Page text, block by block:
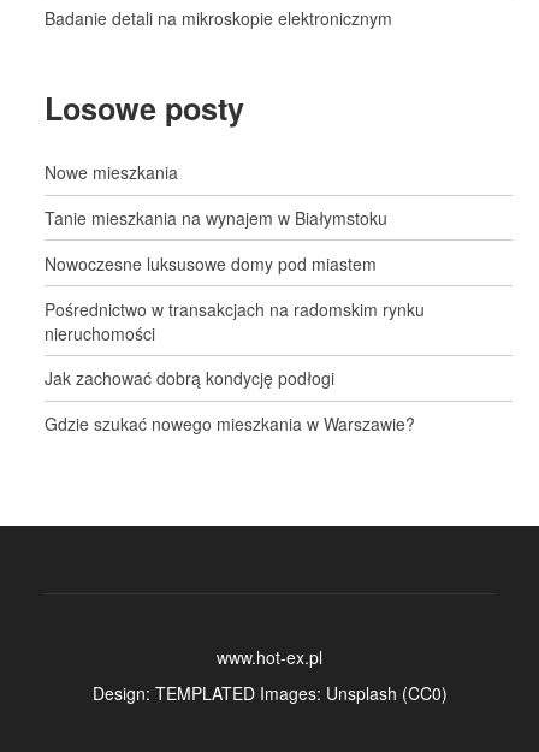
Badanie detali na mikroskopie elektronicznym
Losowe posty
Nowe mieszkania
Tanie mieszkania na wynajem w Białymstoku
Nowoczesne luksusowe domy pod miastem
Pośrednictwo w transakcjach na radomskim rynku
nieruchomości
Jak zachować dobrą kondycję podłogi
Gdzie szukać nowego mieszkania w Warszawie?
www.hot-ex.pl
Design: TEMPLATEDImages: Unsplash (CC0)